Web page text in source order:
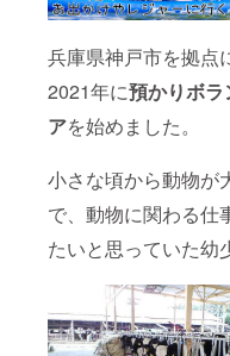
兵庫県神戸市を拠点
2021年に預かりボラ
アを始めました。
小さな頃から動物が
で、動物に関わる仕
たいと思っていた幼